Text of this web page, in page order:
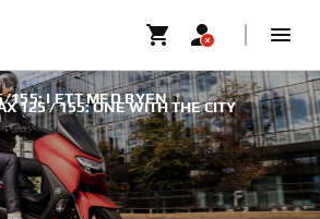
125 / 155: ONE WITH THE CITY
155: I ETT MED BYEN |